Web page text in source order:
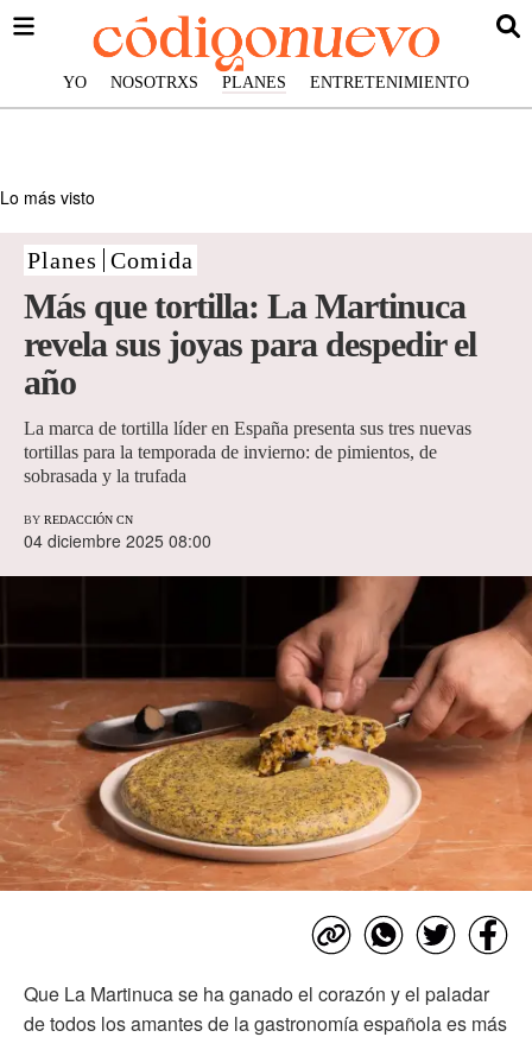
YO NOSOTRXS PLANES ENTRETENIMIENTO
Lo más visto
Planes Comida
Más que tortilla: La Martinuca
revela sus joyas para despedir el
año
La marca de tortilla líder en España presenta sus tres nuevas
tortillas para la temporada de invierno: de pimientos, de
sobrasada y la trufada
BY REDACCIÓN CN
04 diciembre 2025 08:00
Que La Martinuca se ha ganado el corazón y el paladar
de todos los amantes de la gastronomía española es más